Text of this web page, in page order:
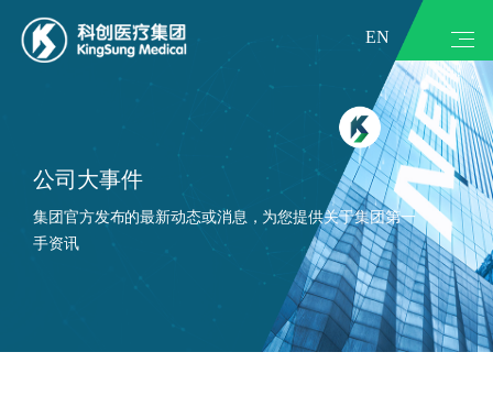
EN
公司大事件
集团官方发布的最新动态或消息，为您提供关于集团第一
手资讯